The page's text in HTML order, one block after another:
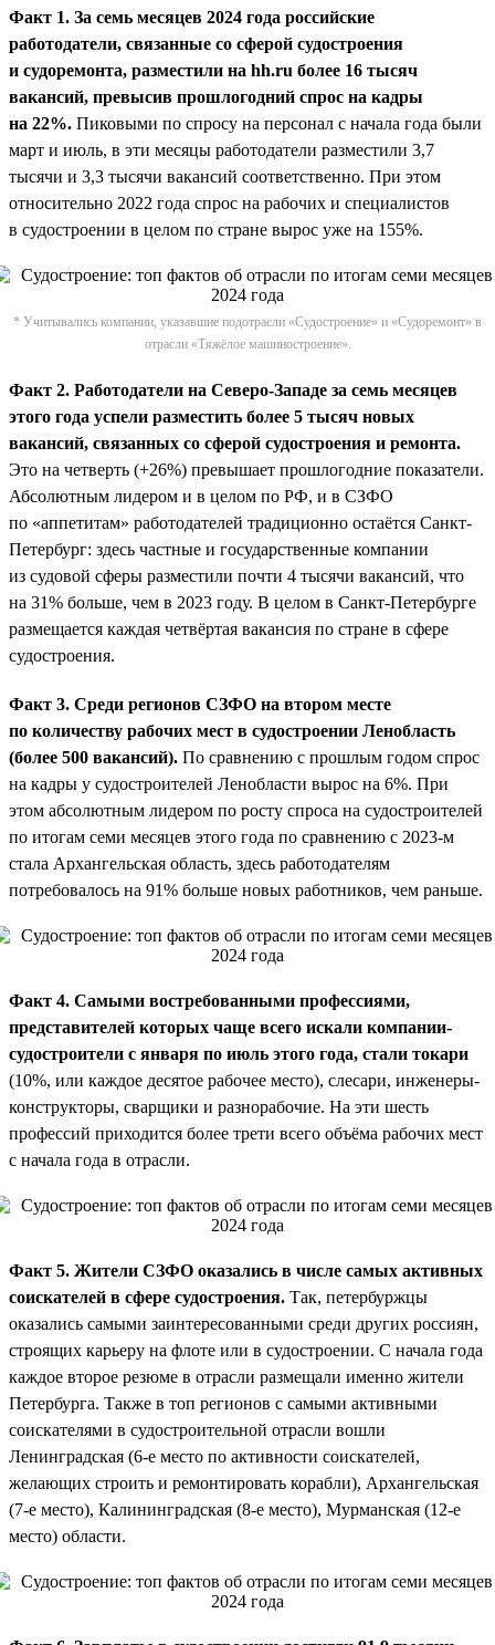
Факт 1. За семь месяцев 2024 года российские
работодатели, связанные со сферой судостроения
и судоремонта, разместили на hh.ru более 16 тысяч
вакансий, превысив прошлогодний спрос на кадры
на 22%. Пиковыми по спросу на персонал с начала года были
март и июль, в эти месяцы работодатели разместили 3,7
тысячи и 3,3 тысячи вакансий соответственно. При этом
относительно 2022 года спрос на рабочих и специалистов
в судостроении в целом по стране вырос уже на 155%.
* Учитывались компании, указавшие подотрасли «Судостроение» и «Судоремонт» в
отрасли «Тяжёлое машиностроение».
Факт 2. Работодатели на Северо-Западе за семь месяцев
этого года успели разместить более 5 тысяч новых
вакансий, связанных со сферой судостроения и ремонта.
Это на четверть (+26%) превышает прошлогодние показатели.
Абсолютным лидером и в целом по РФ, и в СЗФО
по «аппетитам» работодателей традиционно остаётся Санкт-
Петербург: здесь частные и государственные компании
из судовой сферы разместили почти 4 тысячи вакансий, что
на 31% больше, чем в 2023 году. В целом в Санкт-Петербурге
размещается каждая четвёртая вакансия по стране в сфере
судостроения.
Факт 3. Среди регионов СЗФО на втором месте
по количеству рабочих мест в судостроении Ленобласть
(более 500 вакансий). По сравнению с прошлым годом спрос
на кадры у судостроителей Ленобласти вырос на 6%. При
этом абсолютным лидером по росту спроса на судостроителей
по итогам семи месяцев этого года по сравнению с 2023-м
стала Архангельская область, здесь работодателям
потребовалось на 91% больше новых работников, чем раньше.
Факт 4. Самыми востребованными профессиями,
представителей которых чаще всего искали компании-
судостроители с января по июль этого года, стали токари
(10%, или каждое десятое рабочее место), слесари, инженеры-
конструкторы, сварщики и разнорабочие. На эти шесть
профессий приходится более трети всего объёма рабочих мест
с начала года в отрасли.
Факт 5. Жители СЗФО оказались в числе самых активных
соискателей в сфере судостроения. Так, петербуржцы
оказались самыми заинтересованными среди других россиян,
строящих карьеру на флоте или в судостроении. С начала года
каждое второе резюме в отрасли размещали именно жители
Петербурга. Также в топ регионов с самыми активными
соискателями в судостроительной отрасли вошли
Ленинградская (6-е место по активности соискателей,
желающих строить и ремонтировать корабли), Архангельская
(7-е место), Калининградская (8-е место), Мурманская (12-е
место) области.